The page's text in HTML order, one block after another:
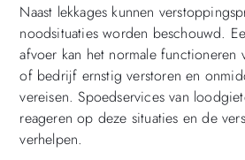
Naast lekkages kunnen
noodsituaties worden beschouwd.
afvoer kan het normale functioneren
of bedrijf ernstig verstoren en
vereisen. Spoedservices van
reageren op deze situaties en de
verhelpen.